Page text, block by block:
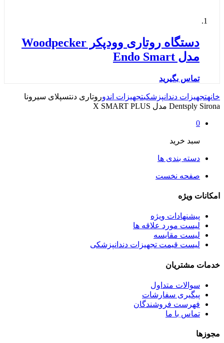
دستگاه روتاری وودپکر Woodpecker
مدل Endo Smart
تماس بگیرید
خانهتجهیزات دندانپزشکیتجهیزات اندوروتاری دنتسپلای سیرونا
Dentsply Sirona مدل X SMART PLUS
0
سبد خرید
دسته بندی ها
صفحه نخست
امکانات ویژه
پیشنهادات ویژه
لیست مورد علاقه ها
لیست مقایسه
لیست قیمت تجهیزات دندانپزشکی
خدمات مشتریان
سوالات متداول
پیگیری سفارشات
فهرست فروشندگان
تماس با ما
مجوزها